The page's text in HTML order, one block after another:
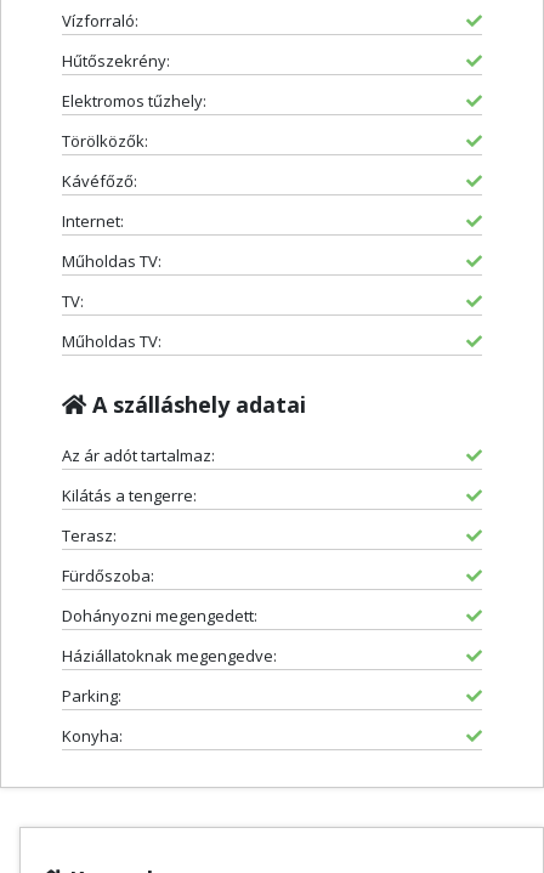
Vízforraló:
Hűtőszekrény:
Elektromos tűzhely:
Törölközők:
Kávéfőző:
Internet:
Műholdas TV:
TV:
Műholdas TV:
A szálláshely adatai
Az ár adót tartalmaz:
Kilátás a tengerre:
Terasz:
Fürdőszoba:
Dohányozni megengedett:
Háziállatoknak megengedve:
Parking:
Konyha: